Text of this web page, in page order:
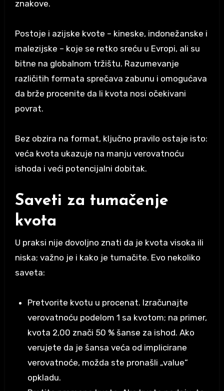
znakove.
Postoje i azijske kvote – kineske, indonežanske i
malezijske – koje se retko sreću u Evropi, ali su
bitne na globalnom tržištu. Razumevanje
različitih formata sprečava zabunu i omogućava
da brže procenite da li kvota nosi očekivani
povrat.
Bez obzira na format, ključno pravilo ostaje isto:
veća kvota ukazuje na manju verovatnoću
ishoda i veći potencijalni dobitak.
Saveti za tumačenje
kvota
U praksi nije dovoljno znati da je kvota visoka ili
niska; važno je i kako je tumačite. Evo nekoliko
saveta:
Pretvorite kvotu u procenat. Izračunajte
verovatnoću podelom 1 sa kvotom; na primer,
kvota 2,00 znači 50 % šanse za ishod. Ako
verujete da je šansa veća od implicirane
verovatnoće, možda ste pronašli „value“
opkladu.